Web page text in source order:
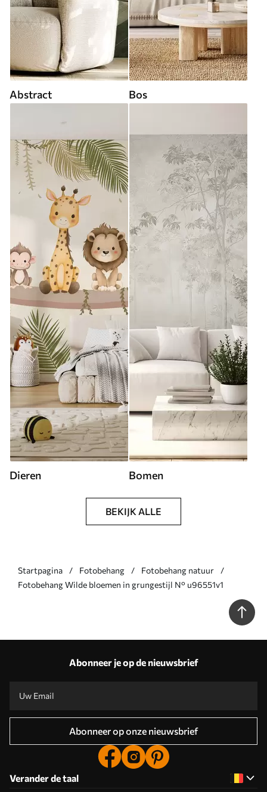
Abstract Bos
Dieren Bomen
BEKIJK ALLE
Startpagina Fotobehang
Fotobehang natuur
Fotobehang Wilde bloemen in grungestijl N° u96551v1
Abonneer je op de nieuwsbrief
Abonneer op onze nieuwsbrief
Verander de taal